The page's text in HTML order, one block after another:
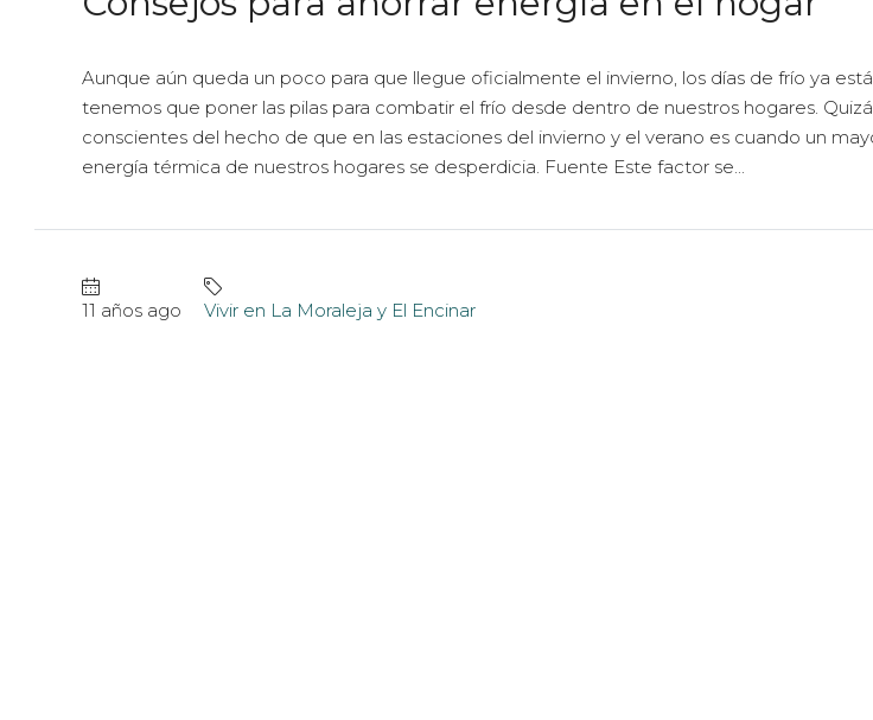
Aunque aún queda un poco para que llegue oficialmente el invierno, los días de frío ya
tenemos que poner las pilas para combatir el frío desde dentro de nuestros hogares.
conscientes del hecho de que en las estaciones del invierno y el verano es cuando un
energía térmica de nuestros hogares se desperdicia. Fuente Este factor se...
11 años ago Vivir en La Moraleja y El Encinar